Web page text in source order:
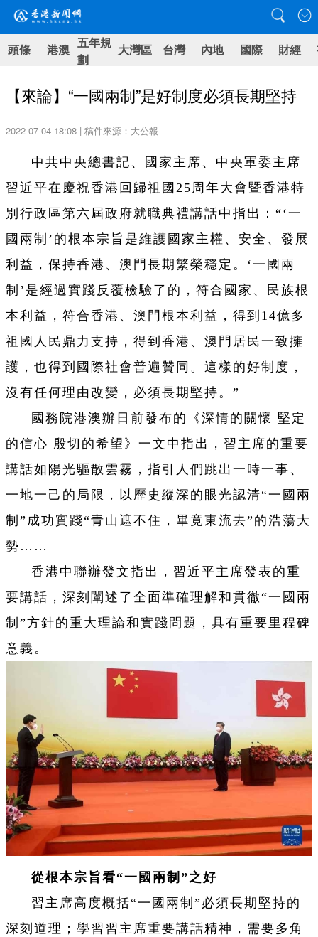
頭條 港澳 五年規
劃
大灣區 台灣 內地 國際 財經
【來論】“一國兩制”是好制度必須長期堅持
2022-07-04 18:08 | 稿件來源：大公報
中共中央總書記、國家主席、中央軍委主席
習近平在慶祝香港回歸祖國25周年大會暨香港特
別行政區第六屆政府就職典禮講話中指出：“‘一
國兩制 ’的根本宗旨是維護國家主權、安全、發展
利益，保持香港、澳門長期繁榮穩定。‘一國兩
制 ’是經過實踐反覆檢驗了的，符合國家、民族根
本利益，符合香港、澳門根本利益，得到14億多
祖國人民鼎力支持，得到香港、澳門居民一致擁
護，也得到國際社會普遍贊同。這樣的好制度，
沒有任何理由改變，必須長期堅持。”
國務院港澳辦日前發布的《深情的關懷 堅定
的信心 殷切的希望》一文中指出，習主席的重要
講話如陽光驅散雲霧，指引人們跳出一時一事、
一地一己的局限，以歷史縱深的眼光認清“一國兩
制”成功實踐“青山遮不住，畢竟東流去”的浩蕩大
勢……
香港中聯辦發文指出，習近平主席發表的重
要講話，深刻闡述了全面準確理解和貫徹“一國兩
制”方針的重大理論和實踐問題，具有重要里程碑
意義。
從根本宗旨看“一國兩制”之好
習主席高度概括“一國兩制”必須長期堅持的
深刻道理；學習習主席重要講話精神，需要多角